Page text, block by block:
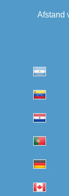
Afstand